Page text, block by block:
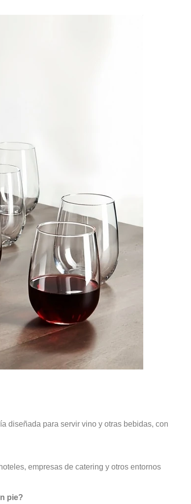
diseñada para servir vino y otras bebidas, con
empresas de catering y otros entornos
pie?